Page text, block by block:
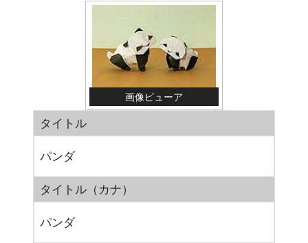
画像ビューア
タイトル
パンダ
タイトル（カナ）
パンダ